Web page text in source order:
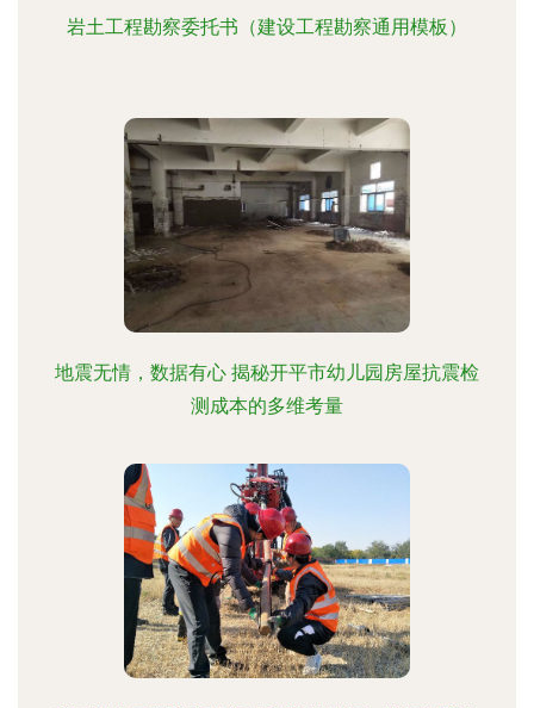
岩土工程勘察委托书（建设工程勘察通用模板）
地震无情，数据有心 揭秘开平市幼儿园房屋抗震检
测成本的多维考量